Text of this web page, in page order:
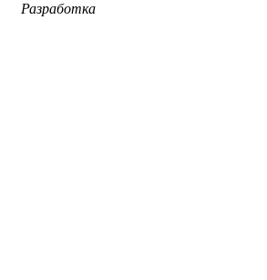
Разработка